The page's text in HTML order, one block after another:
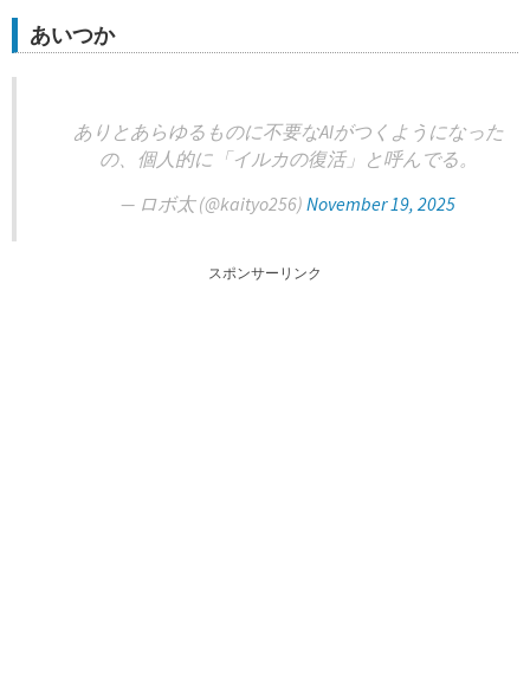
あいつか
ありとあらゆるものに不要なAIがつくようになった
の、個人的に「イルカの復活」と呼んでる。
— ロボ太 (@kaityo256) November 19, 2025
スポンサーリンク